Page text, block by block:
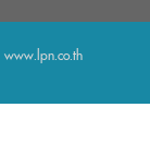
www.lpn.co.th